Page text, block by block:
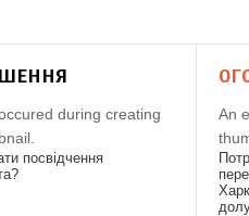
during creating
посвідчення
An